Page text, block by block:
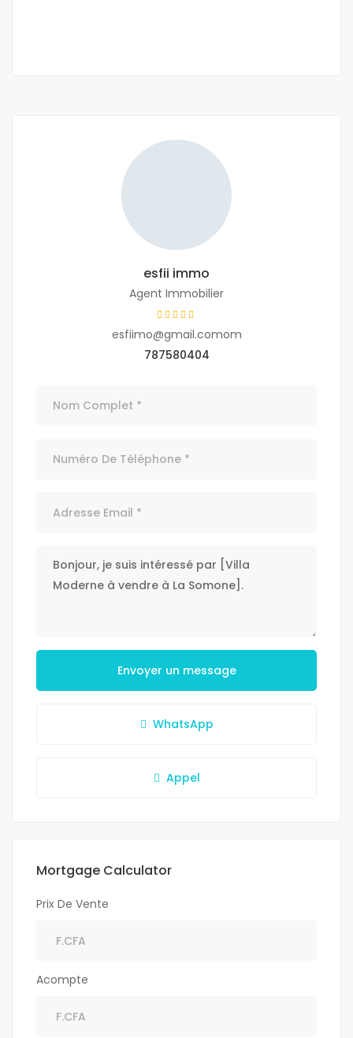
esfii immo
Agent Immobilier
esfiimo@gmail.comom
787580404
Envoyer un message
WhatsApp
Appel
Mortgage Calculator
Prix De Vente
Acompte